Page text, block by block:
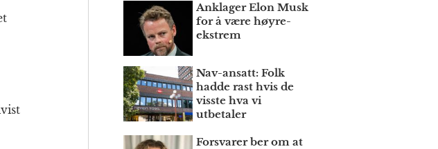
Anklager Elon Musk
for å være høyre­
ekstrem
Nav-ansatt: Folk
hadde rast hvis de
visste hva vi
utbetaler
Forsvarer ber om at